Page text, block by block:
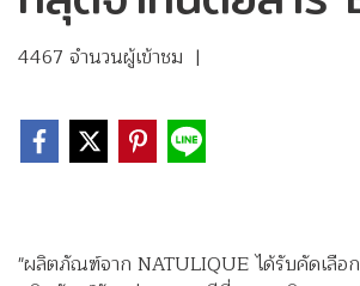
4467 จำนวนผู้เข้าชม |
"ผลิตภัณฑ์จาก NATULIQUE ได้รับคัดเลือ